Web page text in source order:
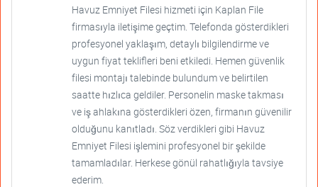
Havuz Emniyet Filesi hizmeti için Kaplan File
firmasıyla iletişime geçtim. Telefonda gösterdikleri
profesyonel yaklaşım, detaylı bilgilendirme ve
uygun fiyat teklifleri beni etkiledi. Hemen güvenlik
filesi montajı talebinde bulundum ve belirtilen
saatte hızlıca geldiler. Personelin maske takması
ve iş ahlakına gösterdikleri özen, firmanın güvenilir
olduğunu kanıtladı. Söz verdikleri gibi Havuz
Emniyet Filesi işlemini profesyonel bir şekilde
tamamladılar. Herkese gönül rahatlığıyla tavsiye
ederim.